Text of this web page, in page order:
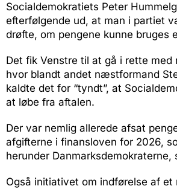
Socialdemokratiets Peter
efterfølgende ud, at man i partiet
drøfte, om pengene kunne bruges
Det fik Venstre til at gå i rette
hvor blandt andet næstformand
kaldte det for “tyndt”, at
at løbe fra aftalen.
Der var nemlig allerede afsat
afgifterne i finansloven for 2026,
herunder Danmarksdemokraterne,
Også initiativet om indførelse af et